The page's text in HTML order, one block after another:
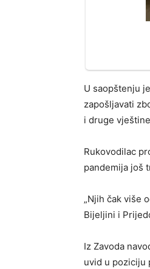
U saopštenju
zapošljavati
i druge
Rukovodilac
pandemija još
„Njih čak više
Bijeljini i
Iz Zavoda
uvid u poziciju